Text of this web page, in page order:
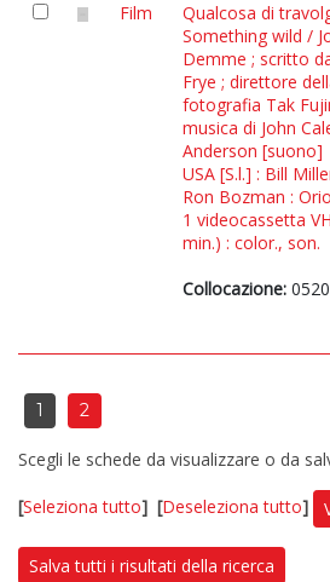
Film
Qualcosa di
Something wild /
Demme ; scritto
Frye ; direttore
fotografia Tak
musica di John
Anderson [suono]
USA [S.l.] : Bill
Ron Bozman :
1 videocassetta
min.) : color., son.
Collocazione:
1 2
Scegli le schede da visualizzare o da
[Seleziona tutto] [Deseleziona tutto]
Salva tutti i risultati della ricerca